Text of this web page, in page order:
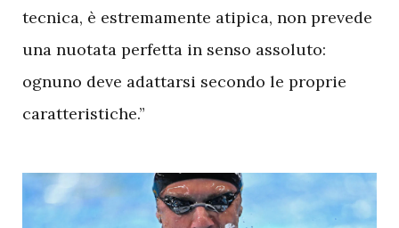
tecnica, è estremamente atipica, non prevede
una nuotata perfetta in senso assoluto:
ognuno deve adattarsi secondo le proprie
caratteristiche.”